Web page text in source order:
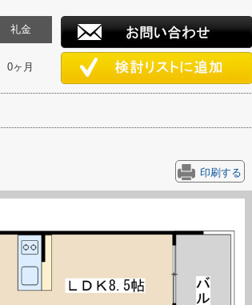
礼金
0ヶ月
印刷する